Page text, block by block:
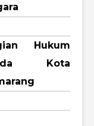
Hukum
Kota